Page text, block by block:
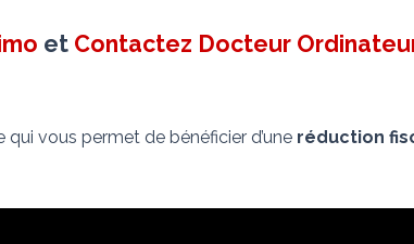
et Contactez Docteur
qui vous permet de bénéficier d’une réduction